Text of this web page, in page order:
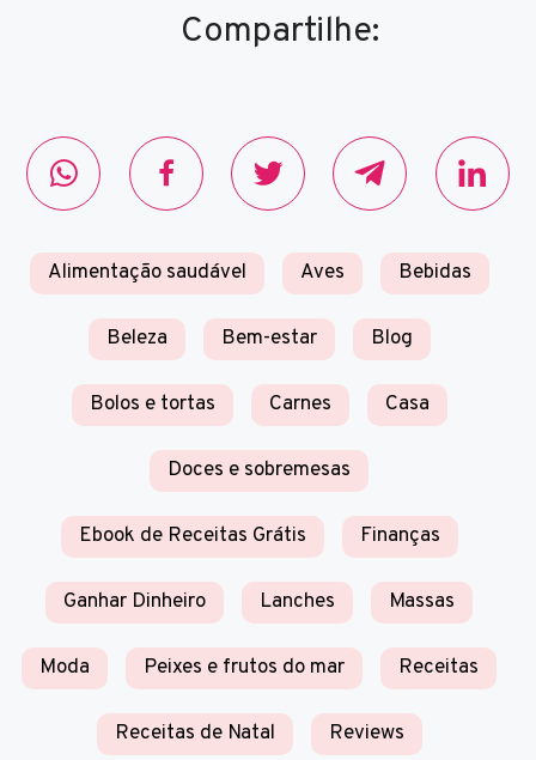
Compartilhe:
Alimentação saudável Aves Bebidas
Beleza Bem-estar Blog
Bolos e tortas Carnes Casa
Doces e sobremesas
Ebook de Receitas Grátis Finanças
Ganhar Dinheiro Lanches Massas
Moda Peixes e frutos do mar Receitas
Receitas de Natal Reviews